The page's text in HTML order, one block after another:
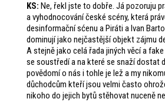
KS: Ne, řekl jste to dobře. Já pozoruju
a vyhodnocování české scény, která
desinformační sćenu a Piráti a Ivan
dominují jako nejčastější objekt zájmu
A stejně jako celá řada jiných věcí a
se soustředí a na které se snaží dostat
povědomí o nás i tohle je lež a my
důchodcům kteří jsou velmi často
nikoho do jejich bytů stěhovat nuceně